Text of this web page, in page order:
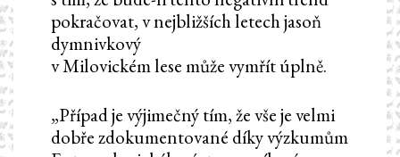
pokračovat, v nejbližších letech jasoň
dymnivkový
v Milovickém lese může vymřít úplně.
„Případ je výjimečný tím, že vše je velmi
dobře zdokumentované díky výzkumům